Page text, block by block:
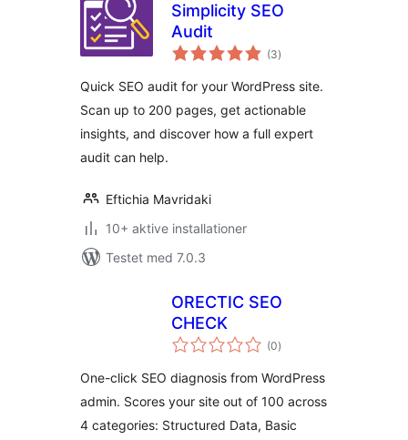
Simplicity SEO
Audit
(3totale
bedømmelser
)
Quick SEO audit for your WordPress site.
Scan up to 200 pages, get actionable
insights, and discover how a full expert
audit can help.
Eftichia Mavridaki
10+ aktive installationer
Testet med 7.0.3
ORECTIC SEO
CHECK
(0totale
bedømmelser
)
One-click SEO diagnosis from WordPress
admin. Scores your site out of 100 across
4 categories: Structured Data, Basic